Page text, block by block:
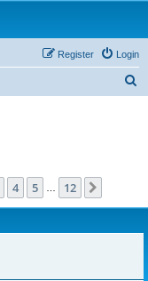
Login
Register
4 5 12